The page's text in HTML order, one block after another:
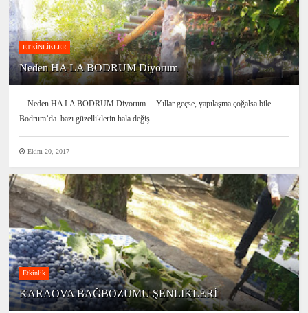
ETKİNLİKLER
Neden HA LA BODRUM Diyorum
Neden HA LA BODRUM Diyorum Yıllar geçse, yapılaşma çoğalsa bile
Bodrum’da bazı güzelliklerin hala değiş...
Ekim 20, 2017
Etkinlik
KARAOVA BAĞBOZUMU ŞENLIKLERİ